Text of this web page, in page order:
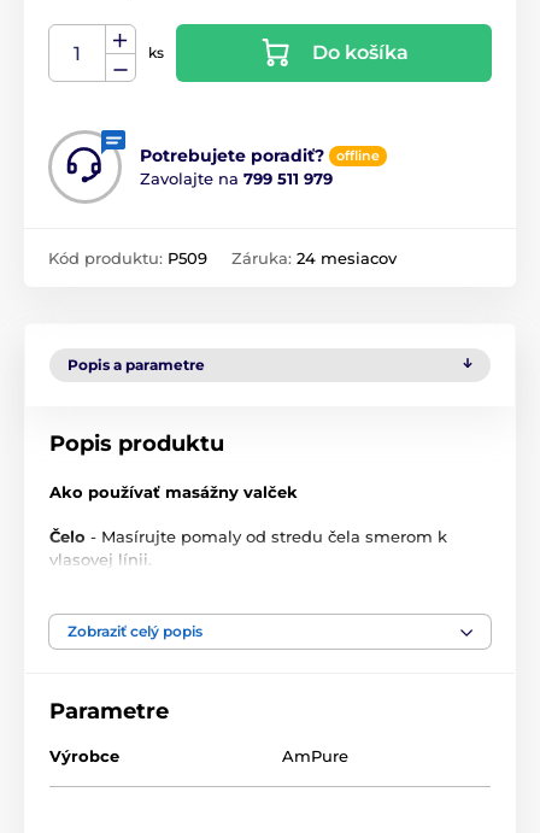
ks Do košíka
Potrebujete poradiť? offline
Zavolajte na 799 511 979
Kód produktu: P509 Záruka: 24 mesiacov
Popis a parametre
Popis produktu
Ako používať masážny valček
Čelo - Masírujte pomaly od stredu čela smerom k
vlasovej línii.
viečka, až sa pomaly dostanete pod oblasť očí.
Tváre- Použite širšiu stranu valčeka a masírujte po
Zobraziť celý popis
Parametre
Výrobce AmPure